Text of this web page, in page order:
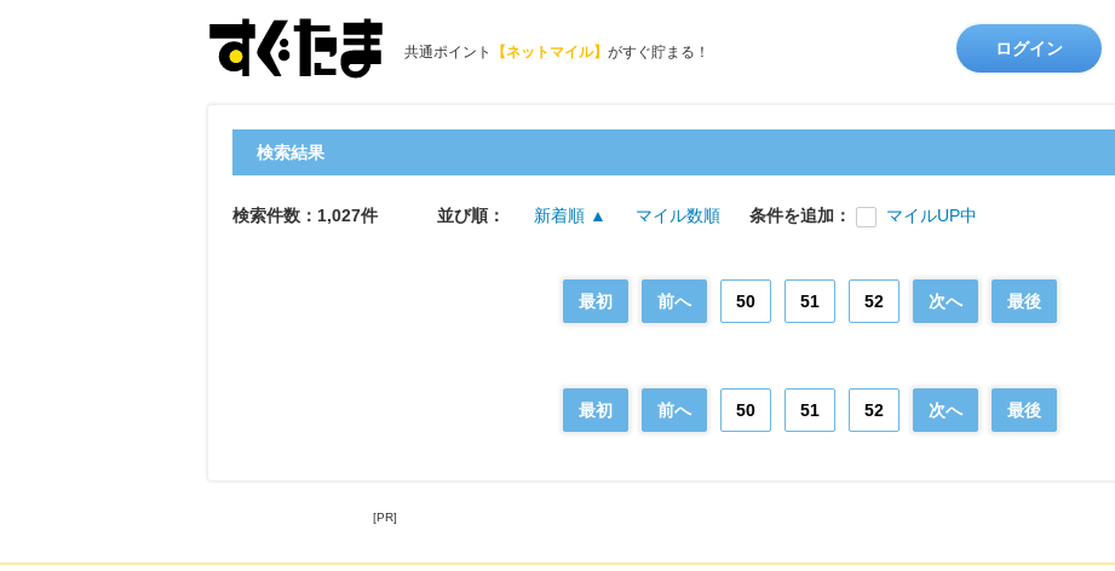
共通ポイント 【ネットマイル】 がすぐ貯まる！ ログイン
検索結果
検索件数：1,027件 並び順： 新着順 ▲ マイル数順 条件を追加： マイルUP中
最初 前へ 50 51 52 次へ 最後
最初 前へ 50 51 52 次へ 最後
[PR]